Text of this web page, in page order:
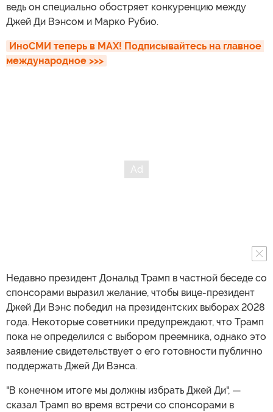
ведь он специально обостряет конкуренцию между
Джей Ди Вэнсом и Марко Рубио.
ИноСМИ теперь в MAX! Подписывайтесь на главное
международное >>>
Недавно президент Дональд Трамп в частной беседе со
спонсорами выразил желание, чтобы вице-президент
Джей Ди Вэнс победил на президентских выборах 2028
года. Некоторые советники предупреждают, что Трамп
пока не определился с выбором преемника, однако это
заявление свидетельствует о его готовности публично
поддержать Джей Ди Вэнса.
"В конечном итоге мы должны избрать Джей Ди", —
сказал Трамп во время встречи со спонсорами в